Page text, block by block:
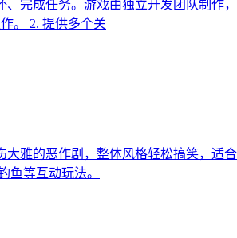
完成任务。游戏由独立开发团队制作
。 2. 提供多个关
雅的恶作剧，整体风格轻松搞笑，适
鱼等互动玩法。